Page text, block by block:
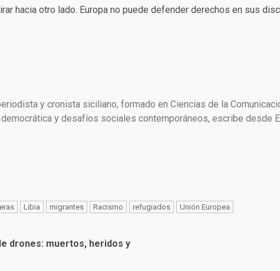
hacia otro lado. Europa no puede defender derechos en sus
y cronista siciliano, formado en Ciencias de la
y desafíos sociales contemporáneos, escribe desde
Libia migrantes Racismo refugiados Unión Europea
drones: muertos, heridos y